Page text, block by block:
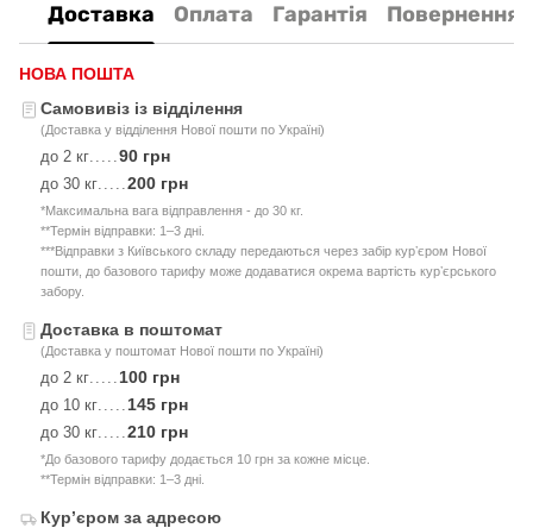
Доставка Оплата Гарантія Повернення
НОВА ПОШТА
Самовивіз із відділення
(Доставка у відділення Нової пошти по Україні)
до 2 кг 90 грн
до 30 кг 200 грн
*Максимальна вага відправлення - до 30 кг.
**Термін відправки: 1–3 дні.
***Відправки з Київського складу передаються через забір курʼєром Нової
пошти, до базового тарифу може додаватися окрема вартість курʼєрського
забору.
Доставка в поштомат
(Доставка у поштомат Нової пошти по Україні)
до 2 кг 100 грн
до 10 кг 145 грн
до 30 кг 210 грн
*До базового тарифу додається 10 грн за кожне місце.
**Термін відправки: 1–3 дні.
Курʼєром за адресою